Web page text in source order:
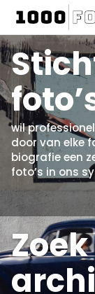
wil
door van elke
biografie een
foto’s in ons